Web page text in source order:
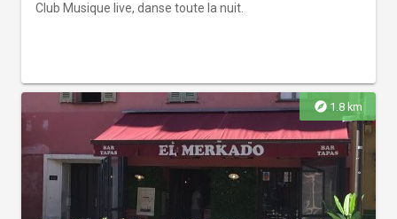
Club Musique live, danse toute la nuit.
explore 1.8 km